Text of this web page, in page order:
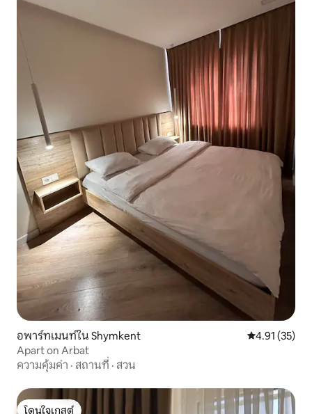
อพาร์ทเมนท์ใน Shymkent คะแนนเฉลี่ย
4.91 (35)
Apart on Arbat
ความคุ้มค่า · สถานที่ · สวน
โดนใจเกสต์